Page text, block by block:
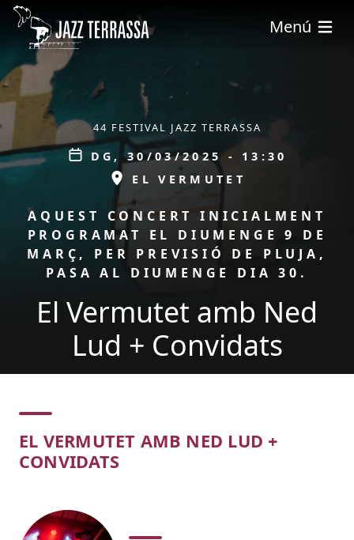
Vés al contingut
Menú
ÀMBIT 44 FESTIVAL JAZZ TERRASSA
Data
DG, 30/03/2025 - 13:30
ESPAI
EL VERMUTET
PROMOCIÓ
AQUEST CONCERT INICIALMENT
PROGRAMAT EL DIUMENGE 9 DE
MARÇ, PER PREVISIÓ DE PLUJA,
PASA AL DIUMENGE DIA 30.
El Vermutet amb Ned
Lud + Convidats
Concert
EL VERMUTET AMB NED LUD +
CONVIDATS